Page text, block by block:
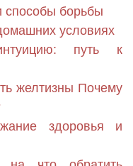
способы борьбы
условиях
путь к
желтизны Почему
здоровья и